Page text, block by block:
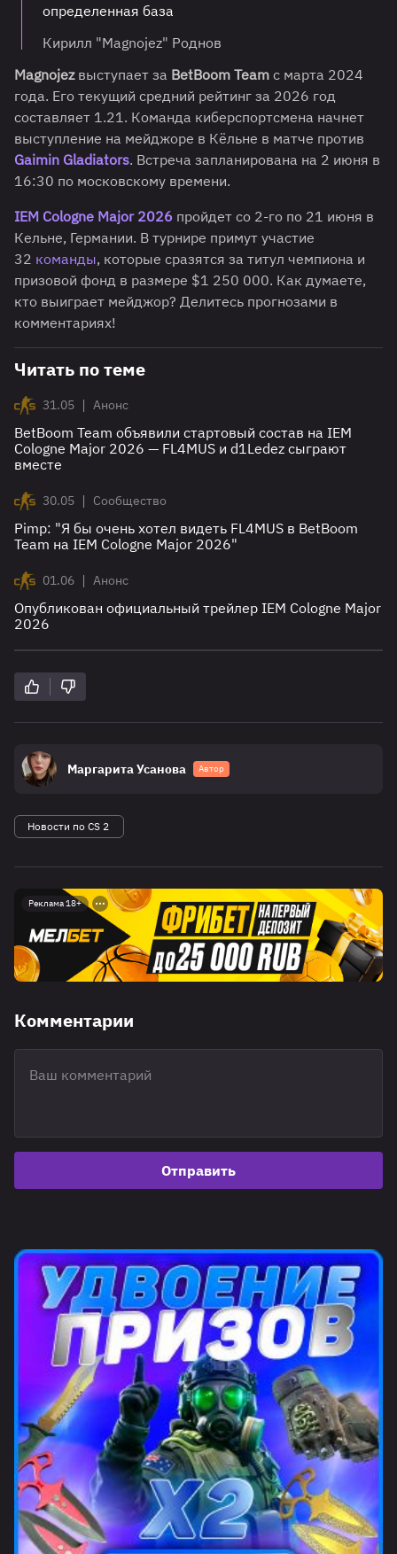
определенная база
Кирилл "Magnojez" Роднов
Magnojezвыступает за BetBoom Team с марта 2024
года. Его текущий средний рейтинг за 2026 год
составляет 1.21. Команда киберспортсмена начнет
выступление на мейджоре в Кёльне в матче против
Gaimin Gladiators. Встреча запланирована на 2 июня в
16:30 по московскому времени.
IEM Cologne Major 2026 пройдет со 2-го по 21 июня в
Кельне, Германии. В турнире примут участие
32 команды, которые сразятся за титул чемпиона и
призовой фонд в размере $1 250 000. Как думаете,
кто выиграет мейджор? Делитесь прогнозами в
комментариях!
Читать по теме
31.05 | Анонс
BetBoom Team объявили стартовый состав на IEM
Cologne Major 2026 — FL4MUS и d1Ledez сыграют
вместе
30.05 | Сообщество
Pimp: "Я бы очень хотел видеть FL4MUS в BetBoom
Team на IEM Cologne Major 2026"
01.06 | Анонс
Опубликован официальный трейлер IEM Cologne Major
2026
Маргарита Усанова Автор
Новости по CS 2
Реклама 18+
Комментарии
Отправить